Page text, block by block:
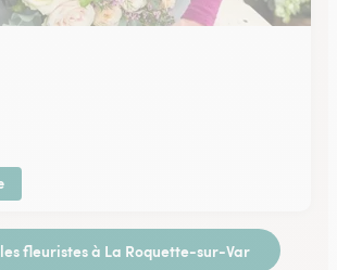
fleuristes à La Roquette-sur-Var